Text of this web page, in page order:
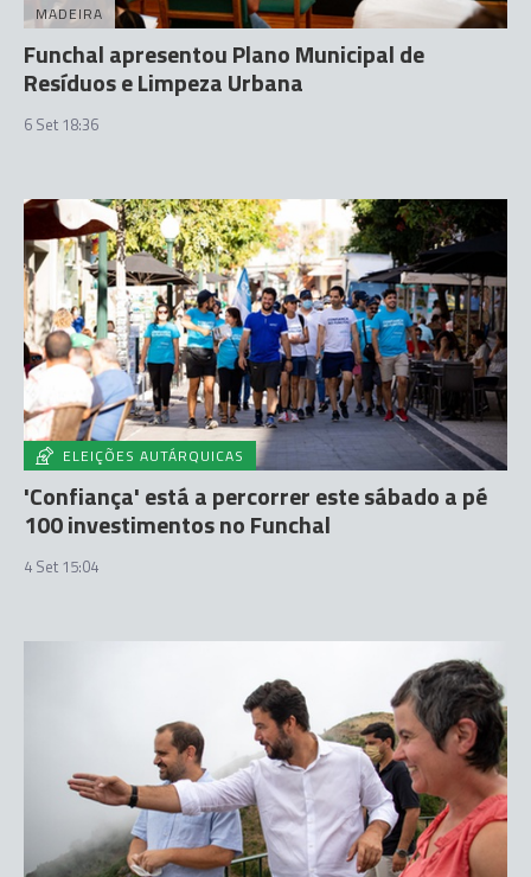
MADEIRA
Funchal apresentou Plano Municipal de
Resíduos e Limpeza Urbana
6 Set 18:36
ELEIÇÕES AUTÁRQUICAS
'Confiança' está a percorrer este sábado a pé
100 investimentos no Funchal
4 Set 15:04